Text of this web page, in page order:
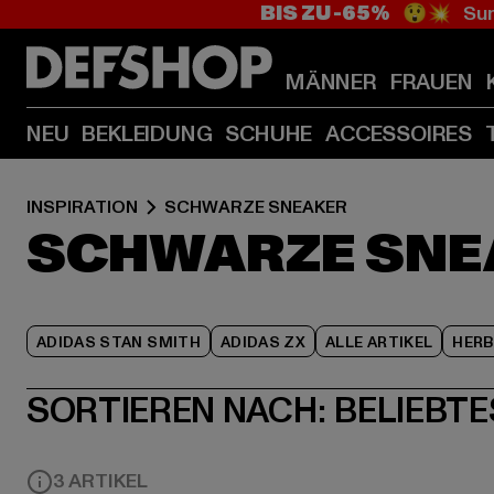
BIS ZU -65% 😲💥
MÄNNER FRAUEN
NEU BEKLEIDUNG SCHUHE ACCESSOIRES
INSPIRATION SCHWARZE SNEAKER
SCHWARZE
ADIDAS STAN SMITH ADIDAS ZX ALLE ARTIKEL
SORTIEREN NACH:
3 ARTIKEL